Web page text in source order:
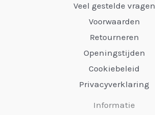
Veel gestelde vragen
Voorwaarden
Retourneren
Openingstijden
Cookiebeleid
Privacyverklaring
Informatie